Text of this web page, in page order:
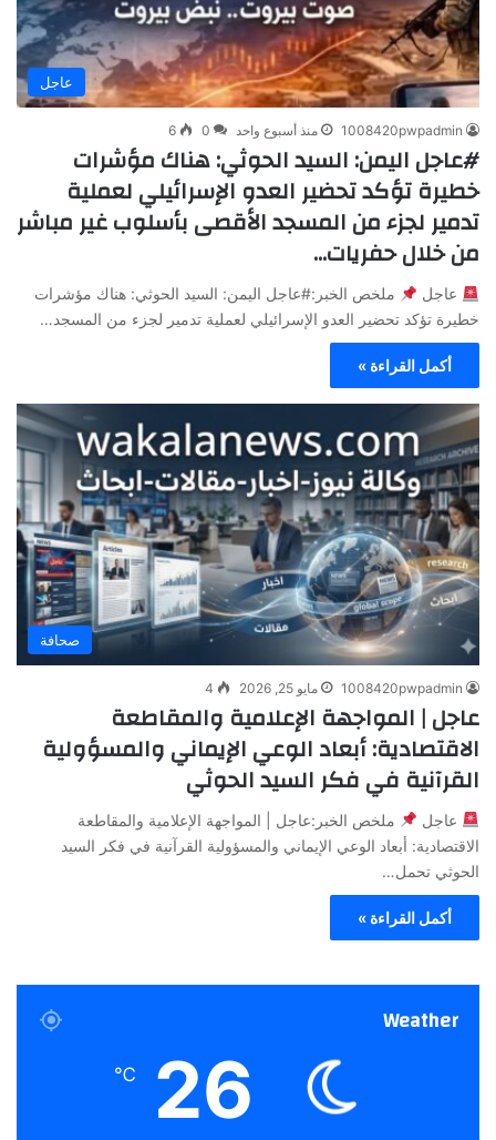
عاجل
1008420pwpadmin منذ أسبوع واحد 0
6
#عاجل اليمن: السيد الحوثي: هناك مؤشرات
خطيرة تؤكد تحضير العدو الإسرائيلي لعملية
تدمير لجزء من المسجد الأقصى بأسلوب غير مباشر
من خلال حفريات…
عاجل
ملخص الخبر:#عاجل اليمن: السيد الحوثي: هناك مؤشرات
خطيرة تؤكد تحضير العدو الإسرائيلي لعملية تدمير لجزء من المسجد…
أكمل القراءة »
صحافة
1008420pwpadmin مايو 25, 2026 4
عاجل | المواجهة الإعلامية والمقاطعة
الاقتصادية: أبعاد الوعي الإيماني والمسؤولية
القرآنية في فكر السيد الحوثي
عاجل
ملخص الخبر:عاجل | المواجهة الإعلامية والمقاطعة
الاقتصادية: أبعاد الوعي الإيماني والمسؤولية القرآنية في فكر السيد
الحوثي تحمل…
أكمل القراءة »
Weather
26
℃